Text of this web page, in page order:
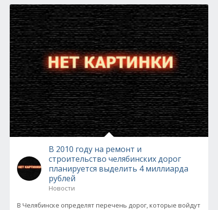
В 2010 году на ремонт и
строительство челябинских дорог
планируется выделить 4 миллиарда
рублей
Новости
В Челябинске определят перечень дорог, которые войдут